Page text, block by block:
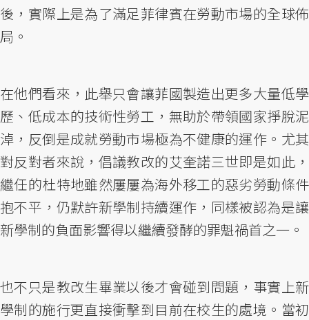
後，實際上是為了滿足菲律賓在勞動市場的全球佈
局。
在他們看來，此舉只會讓菲國製造出更多大量低學
歷、低成本的技術性勞工，無助於帶領國家掙脫泥
淖，反倒是成就勞動市場極為不健康的運作。尤其
對反對者來說，倡議教改的艾奎諾三世即是如此，
繼任的杜特地雖然屢屢為海外移工的惡劣勞動條件
抱不平，仍默許新學制持續運作，同樣被認為是讓
新學制的負面影響得以繼續發酵的罪魁禍首之一。
也不只是教改生畢業以後才會碰到問題，事實上新
學制的施行更直接衝擊到目前在校生的處境。當初